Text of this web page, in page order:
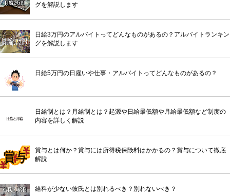
グを解説します
日給3万円のアルバイトってどんなものがあるの？アルバイトランキン
グを解説します
日給5万円の日雇いや仕事・アルバイトってどんなものがあるの？
日給制とは？月給制とは？起源や日給最低額や月給最低額など制度の
内容を詳しく解説
賞与とは何か？賞与には所得税保険料はかかるの？賞与について徹底
解説
給料が少ない彼氏とは別れるべき？別れないべき？